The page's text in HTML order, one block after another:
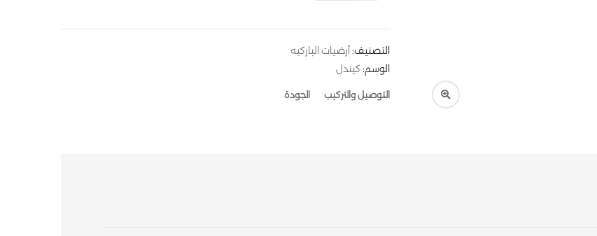
التصنيف:أرضيات الباركيه
الوسم: كيندل
التوصيل والتركيب الجودة